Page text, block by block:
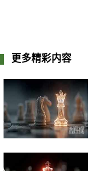
更多精彩内容